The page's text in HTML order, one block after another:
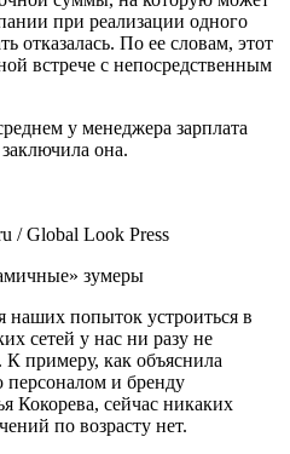
при реализации одного
отказалась. По ее словам, этот
встрече с непосредственным
у менеджера зарплата
она.
/ Global Look Press
зумеры
попыток устроиться в
сетей у нас ни разу не
К примеру, как объяснила
персоналом и бренду
Кокорева, сейчас никаких
по возрасту нет.